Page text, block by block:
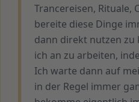
Trancereisen, Rituale,
bereite diese Dinge
dann direkt nutzen zu
ich an zu arbeiten,
Ich warte dann auf
in der Regel immer